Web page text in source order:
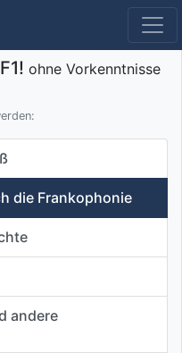
ohne Vorkenntnisse
die Frankophonie
andere